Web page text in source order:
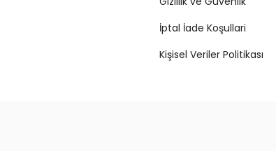
İptal İade Koşullari
Kişisel Veriler Politikası